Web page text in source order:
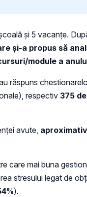
și 5 vacanțe.
și-a propus să
module a
răspuns
respectiv 375
avute,
care mai buna
stresului legat de
).